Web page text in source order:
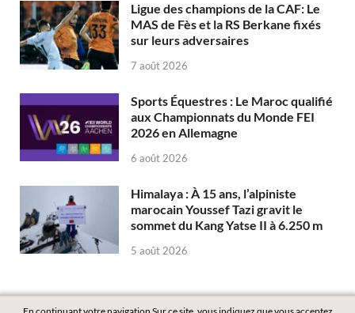
Ligue des champions de la CAF: Le
MAS de Fès et la RS Berkane fixés
sur leurs adversaires
7 août 2026
Sports Équestres : Le Maroc qualifié
aux Championnats du Monde FEI
2026 en Allemagne
6 août 2026
Himalaya : À 15 ans, l’alpiniste
marocain Youssef Tazi gravit le
sommet du Kang Yatse II à 6.250 m
5 août 2026